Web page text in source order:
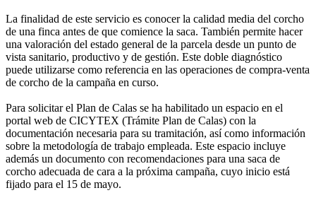
La finalidad de este servicio es conocer la calidad media del corcho
de una finca antes de que comience la saca. También permite hacer
una valoración del estado general de la parcela desde un punto de
vista sanitario, productivo y de gestión. Este doble diagnóstico
puede utilizarse como referencia en las operaciones de compra-venta
de corcho de la campaña en curso.
Para solicitar el Plan de Calas se ha habilitado un espacio en el
portal web de CICYTEX (Trámite Plan de Calas) con la
documentación necesaria para su tramitación, así como información
sobre la metodología de trabajo empleada. Este espacio incluye
además un documento con recomendaciones para una saca de
corcho adecuada de cara a la próxima campaña, cuyo inicio está
fijado para el 15 de mayo.